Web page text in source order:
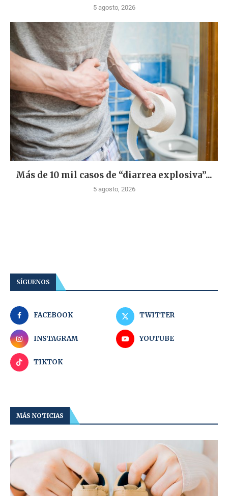
5 agosto, 2026
Más de 10 mil casos de “diarrea explosiva”...
5 agosto, 2026
SÍGUENOS
FACEBOOK TWITTER
INSTAGRAM YOUTUBE
TIKTOK
MÁS NOTICIAS